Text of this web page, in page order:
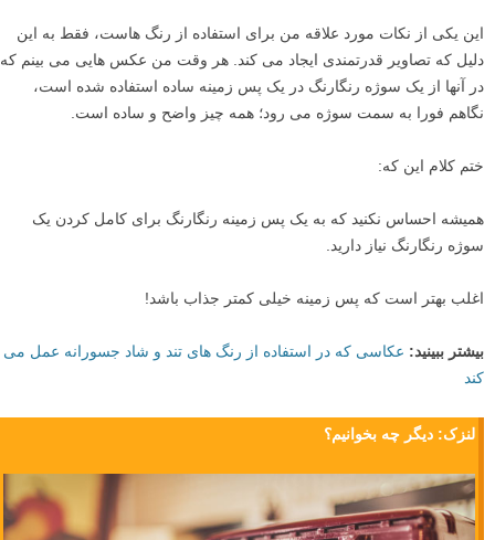
این یکی از نکات مورد علاقه من برای استفاده از رنگ هاست، فقط به این
دلیل که تصاویر قدرتمندی ایجاد می کند. هر وقت من عکس هایی می بینم که
در آنها از یک سوژه رنگارنگ در یک پس زمینه ساده استفاده شده است،
نگاهم فورا به سمت سوژه می رود؛ همه چیز واضح و ساده است.
ختم کلام این که:
همیشه احساس نکنید که به یک پس زمینه رنگارنگ برای کامل کردن یک
سوژه رنگارنگ نیاز دارید.
اغلب بهتر است که پس زمینه خیلی کمتر جذاب باشد!
بیشتر ببینید: عکاسی که در استفاده از رنگ های تند و شاد جسورانه عمل می
کند
لنزک: دیگر چه بخوانیم؟